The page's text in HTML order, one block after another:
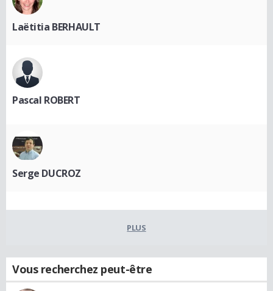
Laëtitia BERHAULT
Pascal ROBERT
Serge DUCROZ
PLUS
Vous recherchez peut-être